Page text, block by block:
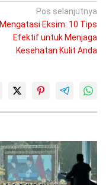
Pos selanjutnya
Mengatasi Eksim: 10 Tips
Efektif untuk Menjaga
Kesehatan Kulit Anda